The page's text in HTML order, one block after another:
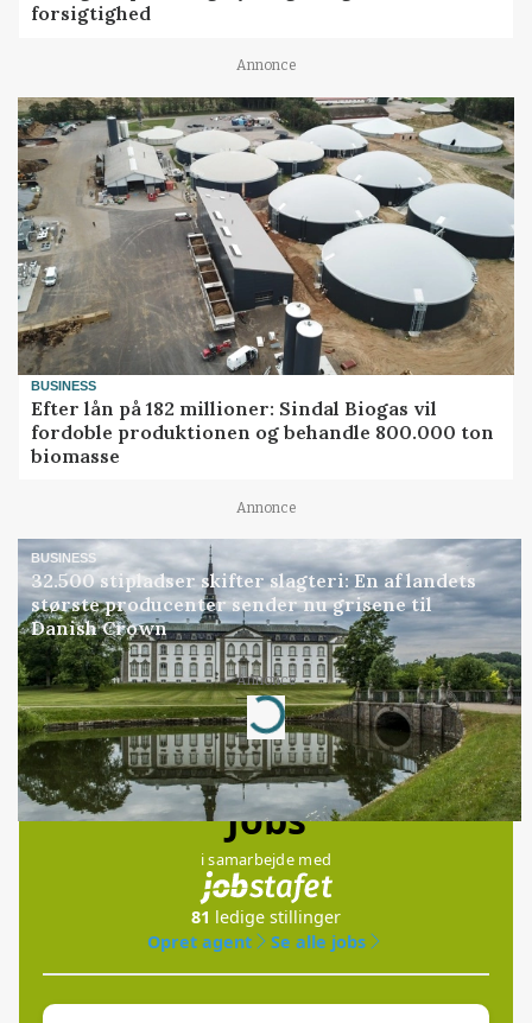
forsigtighed
Annonce
BUSINESS
Efter lån på 182 millioner: Sindal Biogas vil
fordoble produktionen og behandle 800.000 ton
biomasse
Annonce
BUSINESS
32.500 stipladser skifter slagteri: En af landets
største producenter sender nu grisene til
Danish Crown
Annonce
Loading...
Jobs
i samarbejde med
81 ledige stillinger
Opret agent
Se alle jobs